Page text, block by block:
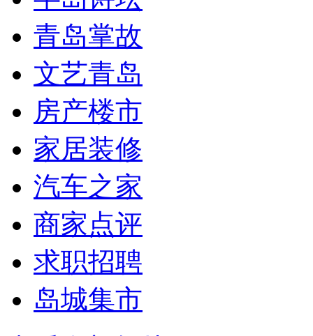
青岛掌故
文艺青岛
房产楼市
家居装修
汽车之家
商家点评
求职招聘
岛城集市